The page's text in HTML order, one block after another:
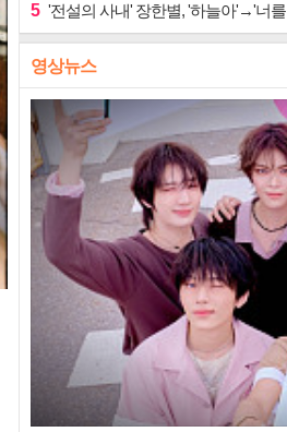
5 '전설의 사내' 장한별, '하늘아'→'너
영상뉴스